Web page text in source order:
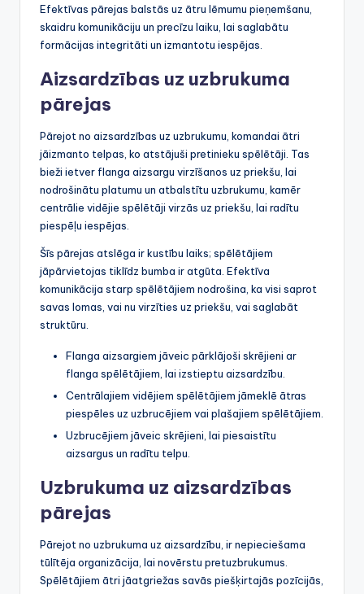
Efektīvas pārejas balstās uz ātru lēmumu pieņemšanu,
skaidru komunikāciju un precīzu laiku, lai saglabātu
formācijas integritāti un izmantotu iespējas.
Aizsardzības uz uzbrukuma
pārejas
Pārejot no aizsardzības uz uzbrukumu, komandai ātri
jāizmanto telpas, ko atstājuši pretinieku spēlētāji. Tas
bieži ietver flanga aizsargu virzīšanos uz priekšu, lai
nodrošinātu platumu un atbalstītu uzbrukumu, kamēr
centrālie vidējie spēlētāji virzās uz priekšu, lai radītu
piespēļu iespējas.
Šīs pārejas atslēga ir kustību laiks; spēlētājiem
jāpārvietojas tiklīdz bumba ir atgūta. Efektīva
komunikācija starp spēlētājiem nodrošina, ka visi saprot
savas lomas, vai nu virzīties uz priekšu, vai saglabāt
struktūru.
Flanga aizsargiem jāveic pārklājoši skrējieni ar
flanga spēlētājiem, lai izstieptu aizsardzību.
Centrālajiem vidējiem spēlētājiem jāmeklē ātras
piespēles uz uzbrucējiem vai plašajiem spēlētājiem.
Uzbrucējiem jāveic skrējieni, lai piesaistītu
aizsargus un radītu telpu.
Uzbrukuma uz aizsardzības
pārejas
Pārejot no uzbrukuma uz aizsardzību, ir nepieciešama
tūlītēja organizācija, lai novērstu pretuzbrukumus.
Spēlētājiem ātri jāatgriežas savās piešķirtajās pozīcijās,